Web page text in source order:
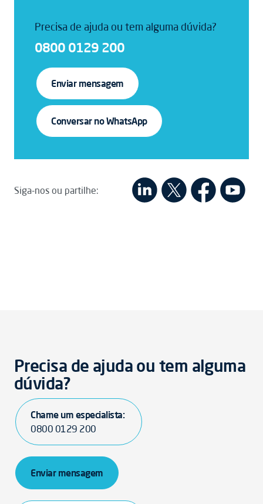
Precisa de ajuda ou tem alguma dúvida?
0800 0129 200
Enviar mensagem
Conversar no WhatsApp
Siga-nos ou partilhe:
Precisa de ajuda ou tem alguma
dúvida?
Chame um especialista:
0800 0129 200
Enviar mensagem